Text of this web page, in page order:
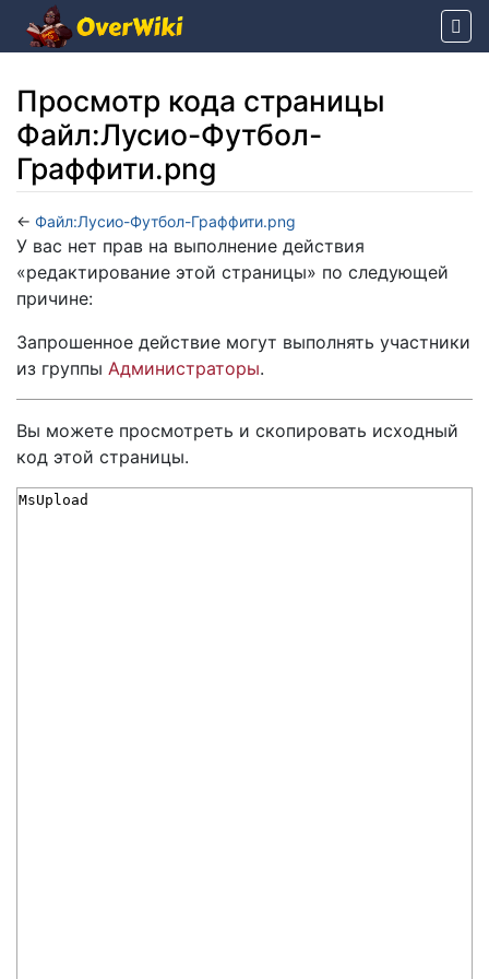
Просмотр кода страницы
Файл:Лусио-Футбол-
Граффити.png
← Файл:Лусио-Футбол-Граффити.png
Перейти к:навигация,поиск
У вас нет прав на выполнение действия
«редактирование этой страницы» по следующей
причине:
Запрошенное действие могут выполнять участники
из группы Администраторы.
Вы можете просмотреть и скопировать исходный
код этой страницы.